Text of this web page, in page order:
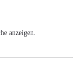
anzeigen.